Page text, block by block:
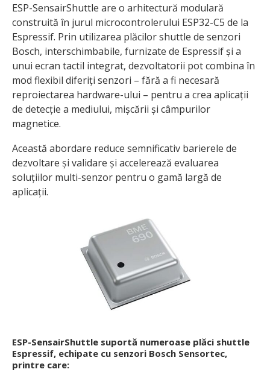
ESP-SensairShuttle are o arhitectură modulară
construită în jurul microcontrolerului ESP32-C5 de la
Espressif. Prin utilizarea plăcilor shuttle de senzori
Bosch, interschimbabile, furnizate de Espressif și a
unui ecran tactil integrat, dezvoltatorii pot combina în
mod flexibil diferiți senzori – fără a fi necesară
reproiectarea hardware-ului – pentru a crea aplicații
de detecție a mediului, mișcării și câmpurilor
magnetice.
Această abordare reduce semnificativ barierele de
dezvoltare și validare și accelerează evaluarea
soluțiilor multi-senzor pentru o gamă largă de
aplicații.
ESP-SensairShuttle suportă numeroase plăci shuttle
Espressif, echipate cu senzori Bosch Sensortec,
printre care: